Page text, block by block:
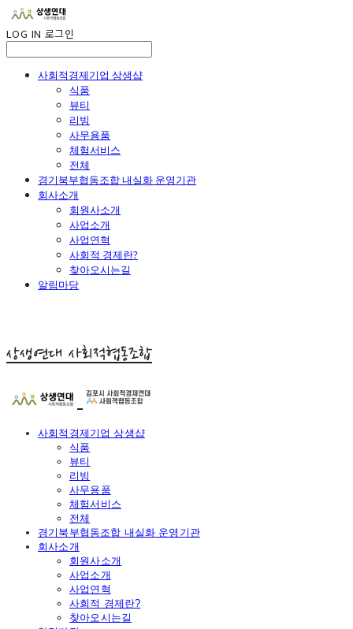
LOG IN 로그인
사회적경제기업 상생샵
식품
뷰티
리빙
사무용품
체험서비스
전체
경기북부협동조합 내실화 운영기관
회사소개
회원사소개
사업소개
사업연혁
사회적 경제란?
찾아오시는길
알림마당
상생연대 사회적협동조합
사회적경제기업 상생샵
식품
뷰티
리빙
사무용품
체험서비스
전체
경기북부협동조합 내실화 운영기관
회사소개
회원사소개
사업소개
사업연혁
사회적 경제란?
찾아오시는길